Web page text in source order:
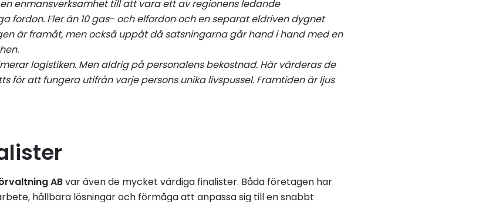
enmansverksamhet till att vara ett av regionens ledande
fordon. Fler än 10 gas- och elfordon och en separat eldriven dygnet
är framåt, men också uppåt då satsningarna går hand i hand med en
logistiken. Men aldrig på personalens bekostnad. Här värderas de
för att fungera utifrån varje persons unika livspussel. Framtiden är ljus
ABvar även de mycket värdiga finalister. Båda företagen har
hållbara lösningar och förmåga att anpassa sig till en snabbt